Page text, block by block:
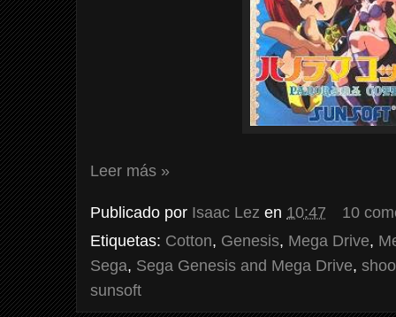
Leer más »
Publicado por Isaac Lez en 10:47
10
Etiquetas: Cotton, Genesis, Mega Drive,
Sega, Sega Genesis and Mega Drive,
sunsoft